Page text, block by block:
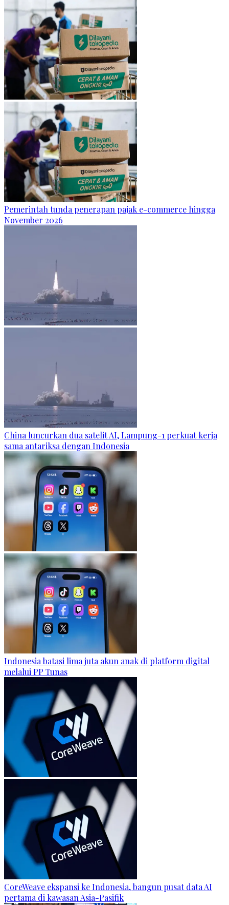
Pemerintah tunda penerapan pajak e-commerce hingga
November 2026
China luncurkan dua satelit AI, Lampung-1 perkuat kerja
sama antariksa dengan Indonesia
Indonesia batasi lima juta akun anak di platform digital
melalui PP Tunas
CoreWeave ekspansi ke Indonesia, bangun pusat data AI
pertama di kawasan Asia-Pasifik